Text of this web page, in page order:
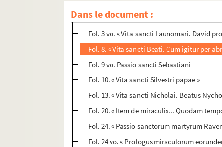
Dans le document :
Fol. 1. « Gesta beati Sulpicii, episcopi et
Fol. 3 vo. « Vita sancti Launomari. David
Fol. 8. « Vita sancti Beati. Cum igitur per
Fol. 9 vo. Passio sancti Sebastiani
Fol. 10. « Vita sancti Silvestri papae »
Fol. 13. « Vita sancti Nicholai. Beatus
Fol. 20. « Item de miraculis... Quodam
Fol. 24. « Passio sanctorum martyrum
Fol. 24 vo. « Prologus miraculorum